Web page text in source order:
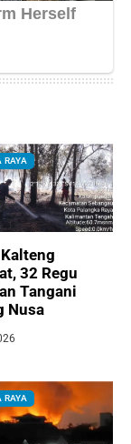
RAYA
32 Regu
Tangani
Nusa
RAYA